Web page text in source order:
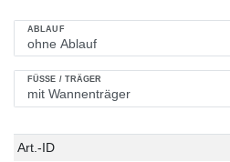
ABLAUF
FÜSSE / TRÄGER
Technisches
Wert
Art.-ID